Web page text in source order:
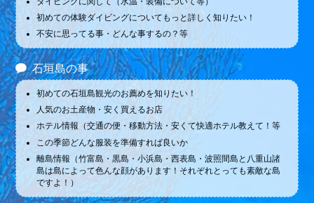
初めての体験ダイビングについてもっと詳しく知りたい！
不安に思ってる事・どんな事するの？等
石垣島の事
初めての石垣島観光のお薦めを知りたい！
人気のお土産物・安く買えるお店
ホテル情報（交通の便・移動方法・安くて快適ホテル教えて！等
この季節どんな服装を準備すれば良いか
離島情報（竹富島・黒島・小浜島・西表島・波照間島と八重山諸
島は島によって色んな顔があります！それぞれとっても素敵な島
ですよ！）